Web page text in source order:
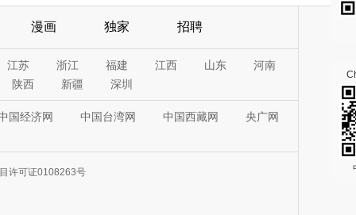
漫画 独家 招聘
江苏 浙江 福建 江西 山东
河南
陕西
新疆 深圳
国经济网 中国台湾网 中国西藏网 央广网
许可证0108263号